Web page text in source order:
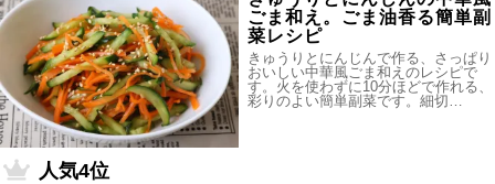
ごま和え。ごま油香る簡単副
菜レシピ
きゅうりとにんじんで作る、さっぱり
おいしい中華風ごま和えのレシピで
す。火を使わずに10分ほどで作れる、
彩りのよい簡単副菜です。細切…
人気4位